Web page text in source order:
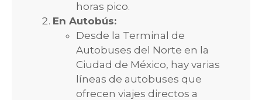
horas pico.
En Autobús:
Desde la Terminal de
Autobuses del Norte en la
Ciudad de México, hay varias
líneas de autobuses que
ofrecen viajes directos a